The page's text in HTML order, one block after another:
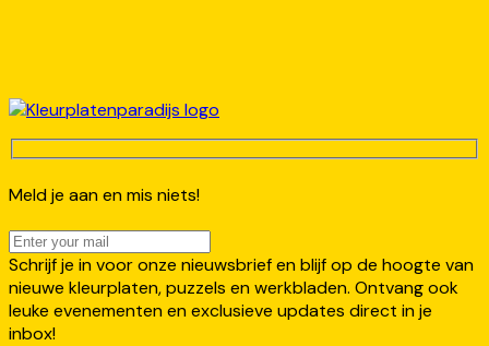
Meld je aan en mis niets!
Schrijf je in voor onze nieuwsbrief en blijf op de hoogte van
nieuwe kleurplaten, puzzels en werkbladen. Ontvang ook
leuke evenementen en exclusieve updates direct in je
inbox!